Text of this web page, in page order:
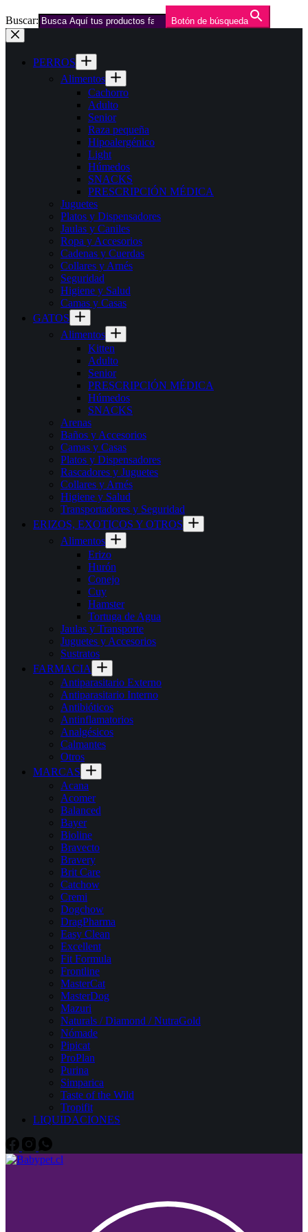
Buscar: Botón de búsqueda
Saltar
al
contenidoPERROS
Alimentos
Cachorro
Adulto
Senior
Raza pequeña
Hipoalergénico
Light
Húmedos
SNACKS
PRESCRIPCIÓN MÉDICA
Juguetes
Platos y Dispensadores
Jaulas y Caniles
Ropa y Accesorios
Cadenas y Cuerdas
Collares y Arnés
Seguridad
Higiene y Salud
Camas y Casas
GATOS
Alimentos
Kitten
Adulto
Senior
PRESCRIPCIÓN MÉDICA
Húmedos
SNACKS
Arenas
Baños y Accesorios
Camas y Casas
Platos y Dispensadores
Rascadores y Juguetes
Collares y Arnés
Higiene y Salud
Transportadores y Seguridad
ERIZOS, EXOTICOS Y OTROS
Alimentos
Erizo
Hurón
Conejo
Cuy
Hamster
Tortuga de Agua
Jaulas y Transporte
Juguetes y Accesorios
Sustratos
FARMACIA
Antiparasitario Externo
Antiparasitario Interno
Antibióticos
Antinflamatorios
Analgésicos
Calmantes
Otros
MARCAS
Acana
Acomer
Balanced
Bayer
Bioline
Bravecto
Bravery
Brit Care
Catchow
Cremi
Dogchow
DragPharma
Easy Clean
Excellent
Fit Formula
Frontline
MasterCat
MasterDog
Mazuri
Naturals / Diamond / NutraGold
Nómade
Pipicat
ProPlan
Purina
Simparica
Taste of the Wild
Tropifit
LIQUIDACIONES